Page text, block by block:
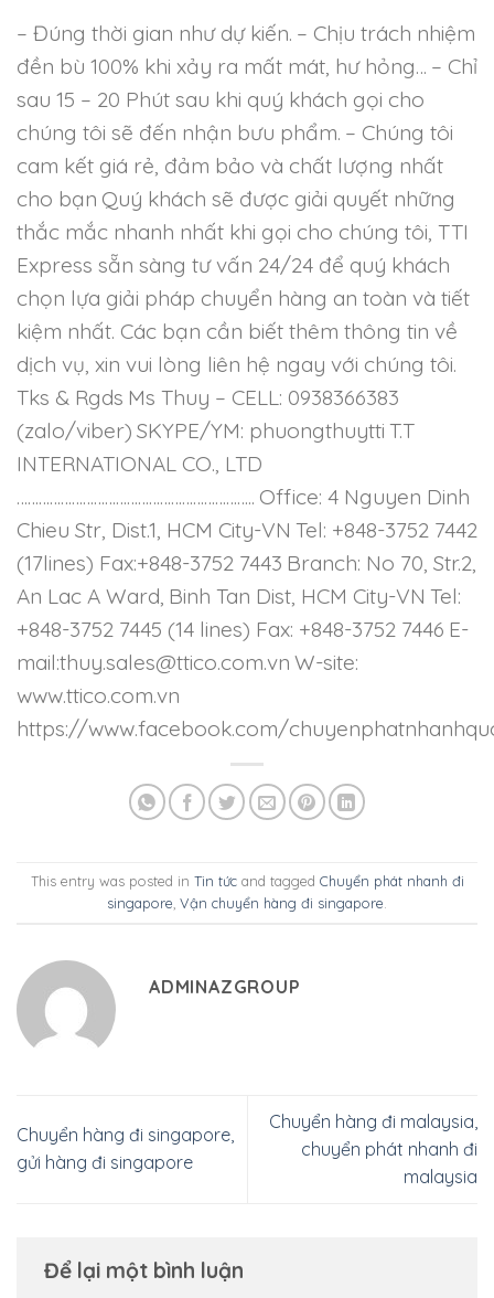
– Đúng thời gian như dự kiến. – Chịu trách nhiệm
đền bù 100% khi xảy ra mất mát, hư hỏng… – Chỉ
sau 15 – 20 Phút sau khi quý khách gọi cho
chúng tôi sẽ đến nhận bưu phẩm. – Chúng tôi
cam kết giá rẻ, đảm bảo và chất lượng nhất
cho bạn Quý khách sẽ được giải quyết những
thắc mắc nhanh nhất khi gọi cho chúng tôi, TTI
Express sẵn sàng tư vấn 24/24 để quý khách
chọn lựa giải pháp chuyển hàng an toàn và tiết
kiệm nhất. Các bạn cần biết thêm thông tin về
dịch vụ, xin vui lòng liên hệ ngay với chúng tôi.
Tks & Rgds Ms Thuy – CELL: 0938366383
(zalo/viber) SKYPE/YM: phuongthuytti T.T
INTERNATIONAL CO., LTD
……………………………………………………….. Office: 4 Nguyen Dinh
Chieu Str, Dist.1, HCM City-VN Tel: +848-3752 7442
(17lines) Fax:+848-3752 7443 Branch: No 70, Str.2,
An Lac A Ward, Binh Tan Dist, HCM City-VN Tel:
+848-3752 7445 (14 lines) Fax: +848-3752 7446 E-
mail:thuy.sales@ttico.com.vn W-site:
www.ttico.com.vn
https://www.facebook.com/
This entry was posted in Tin tứcand tagged Chuyển phát nhanh đi
singapore Vận chuyển hàng đi singapore
ADMINAZGROUP
Chuyển hàng đi singapore,
gửi hàng đi singapore
Chuyển hàng đi malaysia,
chuyển phát nhanh đi
malaysia
Để lại một bình luận